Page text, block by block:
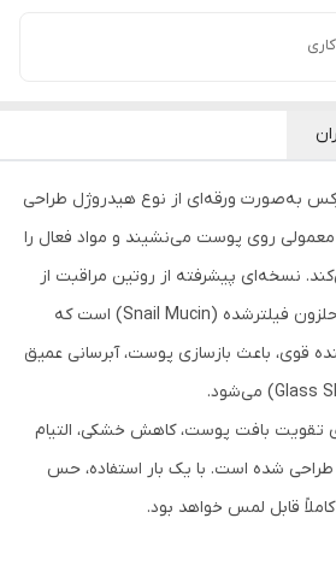
به‌صورت ورقه‌ای از نوع هیدروژل طراحی
روی پوست می‌نشیند و مواد فعال را
نسخه‌ای پیشرفته از روتین مراقبت از
پوست با استفاده از مخاط حلزون فیلترشده (Snail Mucin) است که
قوی، باعث بازسازی پوست، آبرسانی عمیق
تقویت بافت پوست، کاهش خشکی، التیام
طراحی شده است. با یک بار استفاده، حس
قابل لمس خواهد بود.